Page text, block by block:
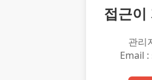
접근이
관리
Email